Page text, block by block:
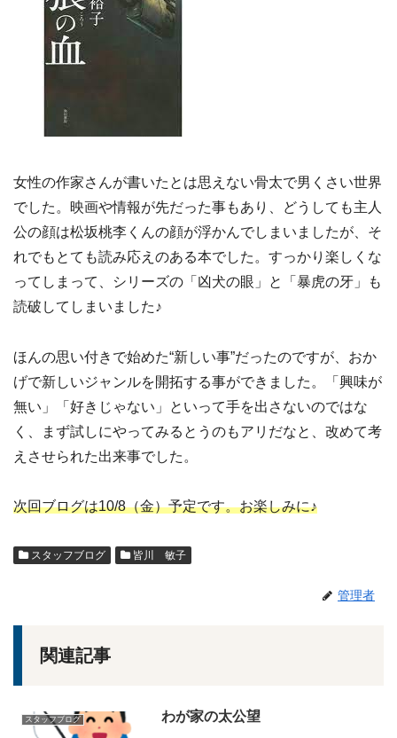
女性の作家さんが書いたとは思えない骨太で男くさい世界
でした。映画や情報が先だった事もあり、どうしても主人
公の顔は松坂桃李くんの顔が浮かんでしまいましたが、そ
れでもとても読み応えのある本でした。すっかり楽しくな
ってしまって、シリーズの「凶犬の眼」と「暴虎の牙」も
読破してしまいました♪
ほんの思い付きで始めた“新しい事”だったのですが、おか
げで新しいジャンルを開拓する事ができました。「興味が
無い」「好きじゃない」といって手を出さないのではな
く、まず試しにやってみるとうのもアリだなと、改めて考
えさせられた出来事でした。
次回ブログは10/8（金）予定です。お楽しみに♪
スタッフブログ 皆川 敏子
管理者
関連記事
スタッフブログ わが家の太公望